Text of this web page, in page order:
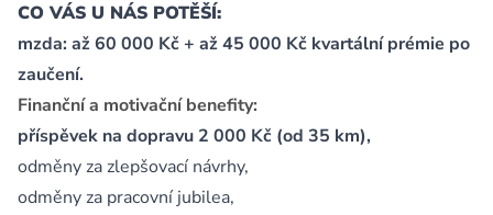
CO VÁS U NÁS POTĚŠÍ:
mzda: až 60 000 Kč + až 45 000 Kč kvartální prémie po
zaučení.
Finanční a motivační benefity:
příspěvek na dopravu 2 000 Kč (od 35 km),
odměny za zlepšovací návrhy,
odměny za pracovní jubilea,